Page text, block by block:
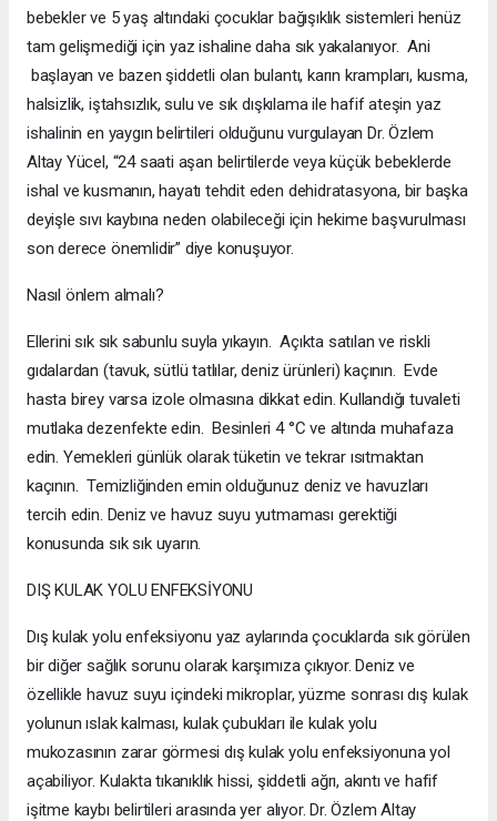
bebekler ve 5 yaş altındaki çocuklar bağışıklık sistemleri henüz
tam gelişmediği için yaz ishaline daha sık yakalanıyor. Ani
başlayan ve bazen şiddetli olan bulantı, karın krampları, kusma,
halsizlik, iştahsızlık, sulu ve sık dışkılama ile hafif ateşin yaz
ishalinin en yaygın belirtileri olduğunu vurgulayan Dr. Özlem
Altay Yücel, “24 saati aşan belirtilerde veya küçük bebeklerde
ishal ve kusmanın, hayatı tehdit eden dehidratasyona, bir başka
deyişle sıvı kaybına neden olabileceği için hekime başvurulması
son derece önemlidir” diye konuşuyor.
Nasıl önlem almalı?
Ellerini sık sık sabunlu suyla yıkayın. Açıkta satılan ve riskli
gıdalardan (tavuk, sütlü tatlılar, deniz ürünleri) kaçının. Evde
hasta birey varsa izole olmasına dikkat edin. Kullandığı tuvaleti
mutlaka dezenfekte edin. Besinleri 4 °C ve altında muhafaza
edin. Yemekleri günlük olarak tüketin ve tekrar ısıtmaktan
kaçının. Temizliğinden emin olduğunuz deniz ve havuzları
tercih edin. Deniz ve havuz suyu yutmaması gerektiği
konusunda sık sık uyarın.
DIŞ KULAK YOLU ENFEKSİYONU
Dış kulak yolu enfeksiyonu yaz aylarında çocuklarda sık görülen
bir diğer sağlık sorunu olarak karşımıza çıkıyor. Deniz ve
özellikle havuz suyu içindeki mikroplar, yüzme sonrası dış kulak
yolunun ıslak kalması, kulak çubukları ile kulak yolu
mukozasının zarar görmesi dış kulak yolu enfeksiyonuna yol
açabiliyor. Kulakta tıkanıklık hissi, şiddetli ağrı, akıntı ve hafif
işitme kaybı belirtileri arasında yer alıyor. Dr. Özlem Altay